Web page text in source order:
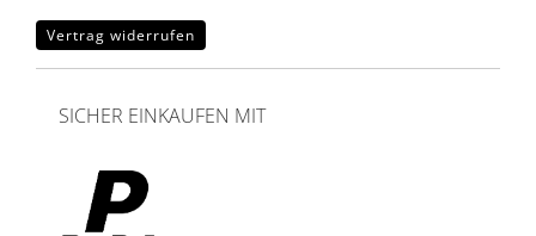
Vertrag widerrufen
SICHER EINKAUFEN MIT